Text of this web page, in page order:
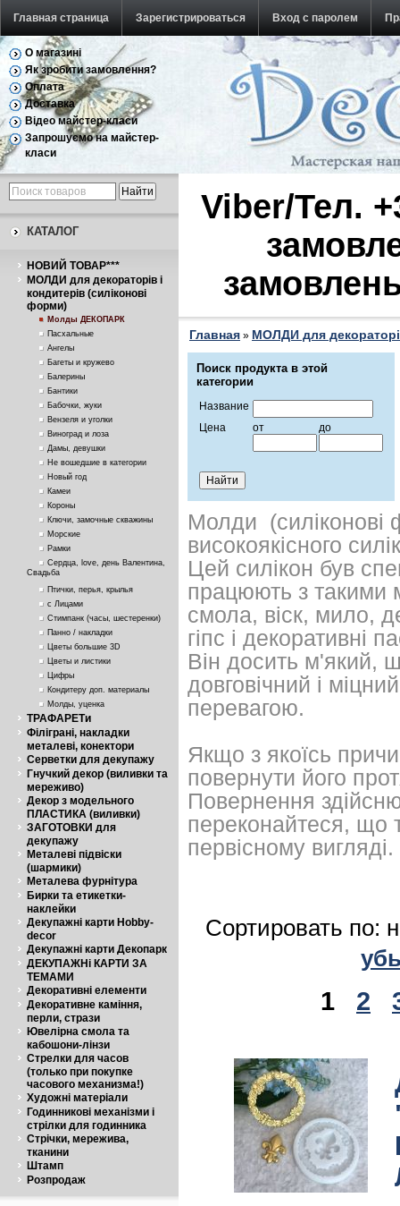
Главная страница Зарегистрироваться Вход с паролем
Обратная связь
О магазині
Як зробити замовлення?
Оплата
Доставка
Відео майстер-класи
Запрошуємо на майстер-
класи
КАТАЛОГ
НОВИЙ ТОВАР***
МОЛДИ для декораторів і
кондитерів (силіконові
форми)
Молды ДЕКОПАРК
Пасхальные
Ангелы
Багеты и кружево
Балерины
Бантики
Бабочки, жуки
Вензеля и уголки
Виноград и лоза
Дамы, девушки
Не вошедшие в категории
Новый год
Камеи
Короны
Ключи, замочные скважины
Морские
Рамки
Сердца, love, день Валентина,
Свадьба
Птички, перья, крылья
с Лицами
Стимпанк (часы, шестеренки)
Панно / накладки
Цветы большие 3D
Цветы и листики
Цифры
Кондитеру доп. материалы
Молды, уценка
ТРАФАРЕТи
Філіграні, накладки
металеві, конектори
Серветки для декупажу
Гнучкий декор (виливки та
мереживо)
Декор з модельного
ПЛАСТИКА (виливки)
ЗАГОТОВКИ для
декупажу
Металеві підвіски
(шармики)
Металева фурнітура
Бирки та етикетки-
наклейки
Декупажні карти Hobby-
decor
Декупажні карти Декопарк
ДЕКУПАЖНі КАРТИ ЗА
ТЕМАМИ
Декоративні елементи
Декоративне каміння,
перли, стрази
Ювелірна смола та
кабошони-лінзи
Стрелки для часов
(только при покупке
часового механизма!)
Художні матеріали
Годинникові механізми і
стрілки для годинника
Стрічки, мережива,
тканини
Штамп
Розпродаж
Viber/Тел.
Главная » МОЛДИ для
Поиск продукта в этой
категории
Название
Цена
от до
Молди (силіконові
високоякісного
Цей силікон був
працюють з такими
смола, віск, мило,
гіпс і декоративні
Він досить м'який,
довговічний і
перевагою.
Якщо з якоїсь
повернути його
Повернення
переконайтеся, що
первісному вигляді.
Сортировать по:
1 2